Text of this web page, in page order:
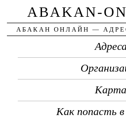
ABAKAN-
АБАКАН ОНЛАЙН —
Адреса
Карта
Как попасть